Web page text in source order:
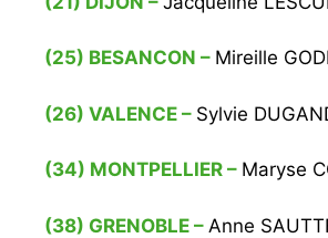
(25) BESANCON – Mireille
(26) VALENCE – Sylvie
(34) MONTPELLIER – Maryse
(38) GRENOBLE – Anne